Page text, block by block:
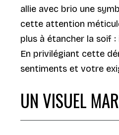
allie avec brio une
cette attention
plus à étancher la soif
En privilégiant cette
sentiments et votre
UN VISUEL